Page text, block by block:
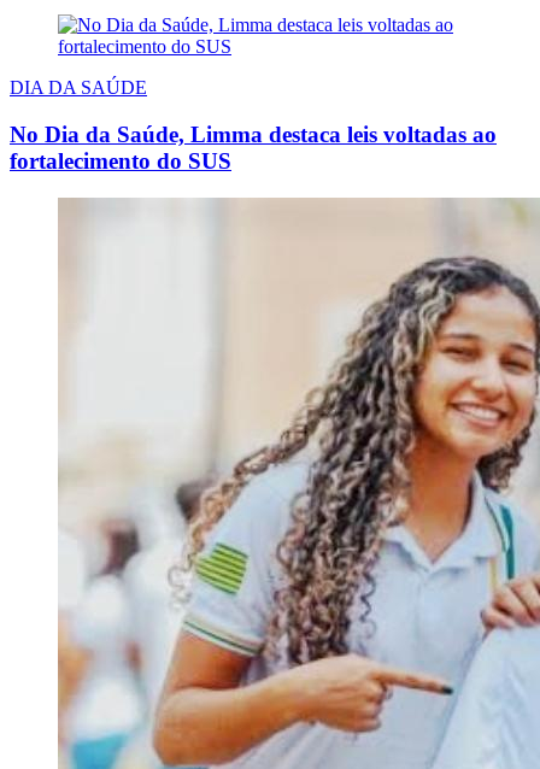
DIA DA SAÚDE
No Dia da Saúde, Limma destaca leis voltadas ao
fortalecimento do SUS